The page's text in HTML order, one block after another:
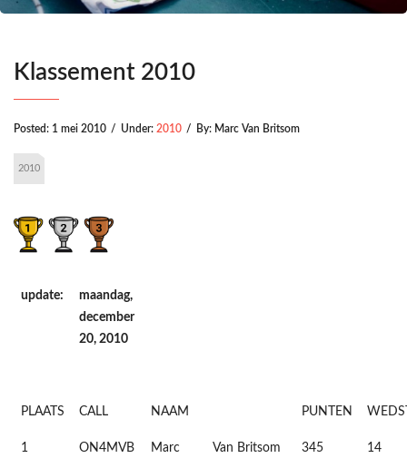
Klassement 2010
Posted: 1 mei 2010 / Under: 2010 / By: Marc Van Britsom
2010
update:
maandag,
december
20, 2010
PLAATS CALL NAAM PUNTEN
1 ON4MVB Marc Van Britsom 345 14